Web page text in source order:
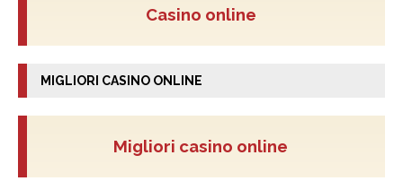
Casino online
MIGLIORI CASINO ONLINE
Migliori casino online